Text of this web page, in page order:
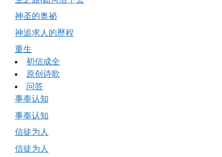
神圣的奥祕
神追求人的歷程
重生
初信成全
原创诗歌
问答
事奉认知
事奉认知
信徒为人
信徒为人